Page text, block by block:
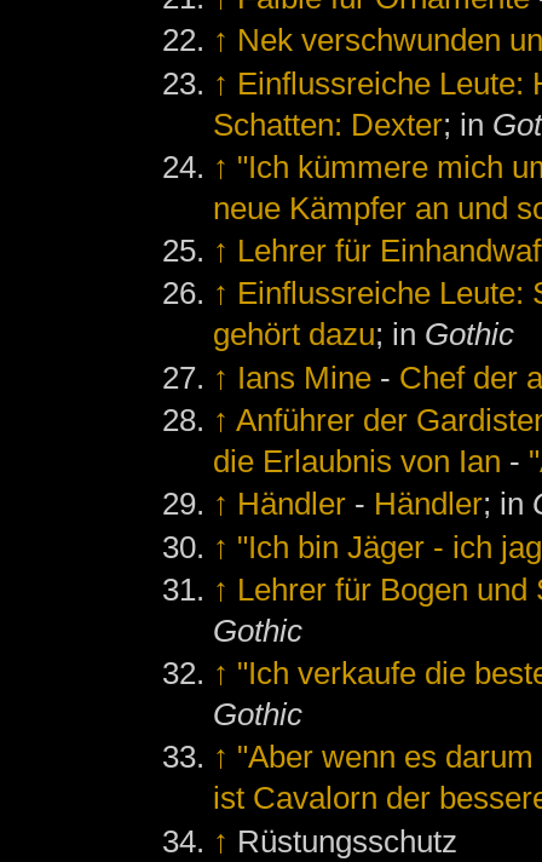
↑ Nek verschwunden
↑ Einflussreiche Leute:
Schatten: Dexter; in
↑ "Ich kümmere mich
neue Kämpfer an und
↑ Lehrer für
↑ Einflussreiche Leute:
gehört dazu; in Gothic
↑ Ians Mine - Chef der
↑ Anführer der
die Erlaubnis von Ian -
↑ Händler - Händler; in
↑ "Ich bin Jäger - ich
↑ Lehrer für Bogen und
Gothic
↑ "Ich verkaufe die
Gothic
↑ "Aber wenn es
ist Cavalorn der
↑ Rüstungsschutz